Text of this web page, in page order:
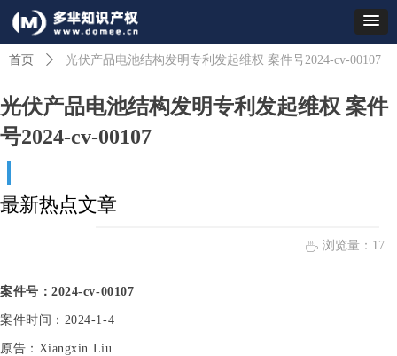
光伏产品电池结构发明专利发起维权 案件
号2024-cv-00107
首页 ꄲ 光伏产品电池结构发明专利发起维权 案件号2024-cv-00107
案件号：2024-cv-00107
案件时间：2024-1-4
原告：Xiangxin Liu
ꄘ 浏览量： 17
最新热点文章